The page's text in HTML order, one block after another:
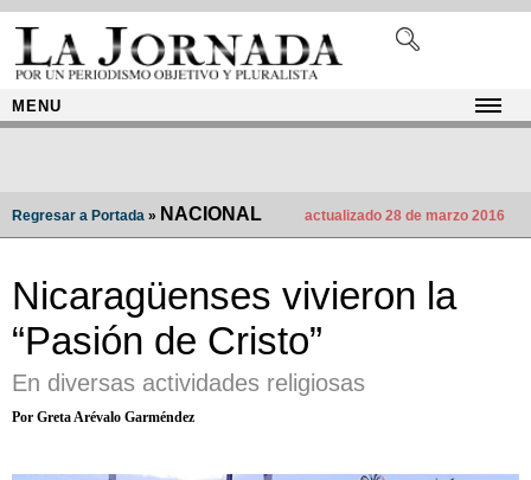
MENU
Regresar a Portada » NACIONAL actualizado 28 de marzo 2016
Nicaragüenses vivieron la
“Pasión de Cristo”
En diversas actividades religiosas
Por Greta Arévalo Garméndez